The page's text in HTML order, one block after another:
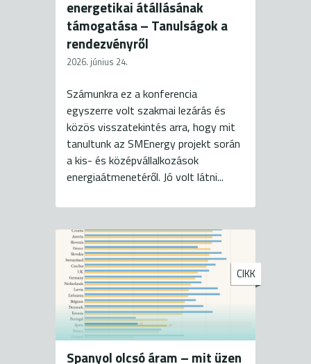
energetikai átállásának
támogatása – Tanulságok a
rendezvényről
2026. június 24.
Számunkra ez a konferencia
egyszerre volt szakmai lezárás és
közös visszatekintés arra, hogy mit
tanultunk az SMEnergy projekt során
a kis- és középvállalkozások
energiaátmenetéről. Jó volt látni...
CIKK
Spanyol olcsó áram – mit üzen